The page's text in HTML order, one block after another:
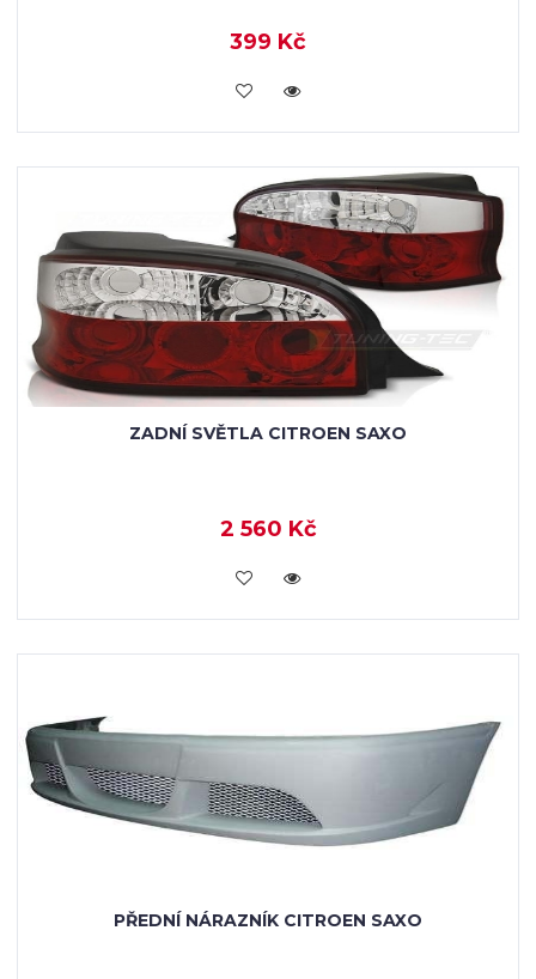
399 Kč
KOUPIT
ZADNÍ SVĚTLA CITROEN SAXO
2 560 Kč
KOUPIT
PŘEDNÍ NÁRAZNÍK CITROEN SAXO